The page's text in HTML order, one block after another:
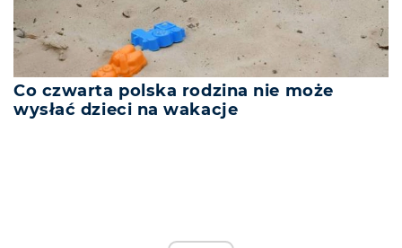
Co czwarta polska rodzina nie może
wysłać dzieci na wakacje